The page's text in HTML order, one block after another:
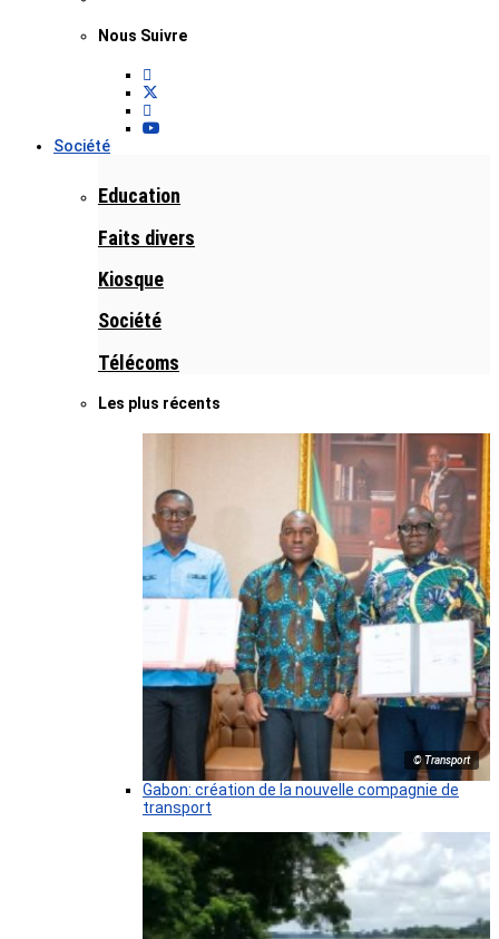
Nous Suivre
Société
Education
Faits divers
Kiosque
Société
Télécoms
Les plus récents
© Transport
Gabon: création de la nouvelle compagnie de
transport